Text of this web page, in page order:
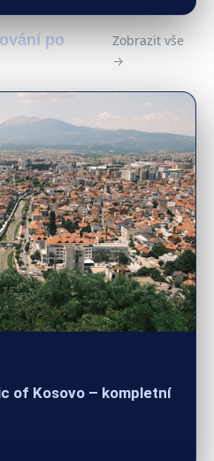
po
Zobrazit vše
→
of Kosovo – kompletní